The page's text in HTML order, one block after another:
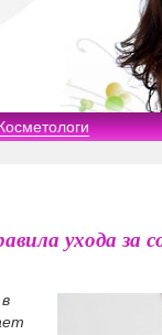
ухода за